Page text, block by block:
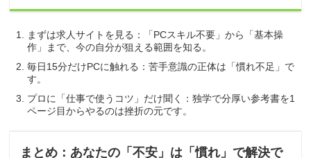
まずは求人サイトを見る：「PCスキル不要」から「基本操
作」まで、今の自分が狙える範囲を知る。
毎日15分だけPCに触れる：苦手意識の正体は「慣れ不足」で
す。
プロに「仕事で使うコツ」だけ聞く：独学で分厚い参考書を1
ページ目からやるのは挫折の元です。
まとめ：あなたの「不安」は「慣れ」で解決で